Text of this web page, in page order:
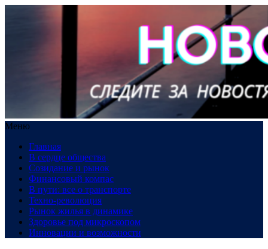
Меню
Главная
В сердце общества
Созидание и рынок
Финансовый компас
В пути: все о транспорте
Техно-революция
Рынок жилья в динамике
Здоровье под микроскопом
Инновации и возможности